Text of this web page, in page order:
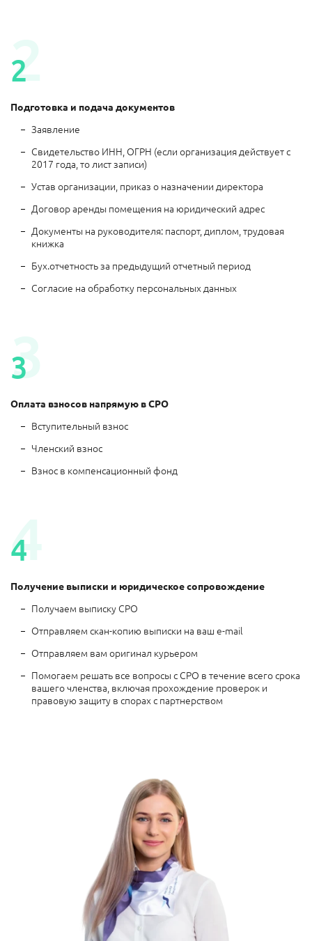
Подготовка и подача документов
Заявление
Свидетельство ИНН, ОГРН (если организация действует с
2017 года, то лист записи)
Устав организации, приказ о назначении директора
Договор аренды помещения на юридический адрес
Документы на руководителя: паспорт, диплом, трудовая
книжка
Бух.отчетность за предыдущий отчетный период
Согласие на обработку персональных данных
Оплата взносов напрямую в СРО
Вступительный взнос
Членский взнос
Взнос в компенсационный фонд
Получение выписки и юридическое сопровождение
Получаем выписку СРО
Отправляем скан-копию выписки на ваш e-mail
Отправляем вам оригинал курьером
Помогаем решать все вопросы с СРО в течение всего срока
вашего членства, включая прохождение проверок и
правовую защиту в спорах с партнерством